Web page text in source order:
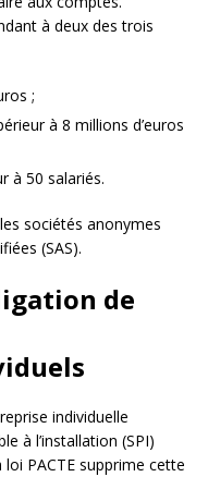
à deux des trois
;
à 8 millions d’euros
à 50 salariés.
sociétés anonymes
(SAS).
de
individuelle
à l’installation (SPI)
PACTE supprime cette